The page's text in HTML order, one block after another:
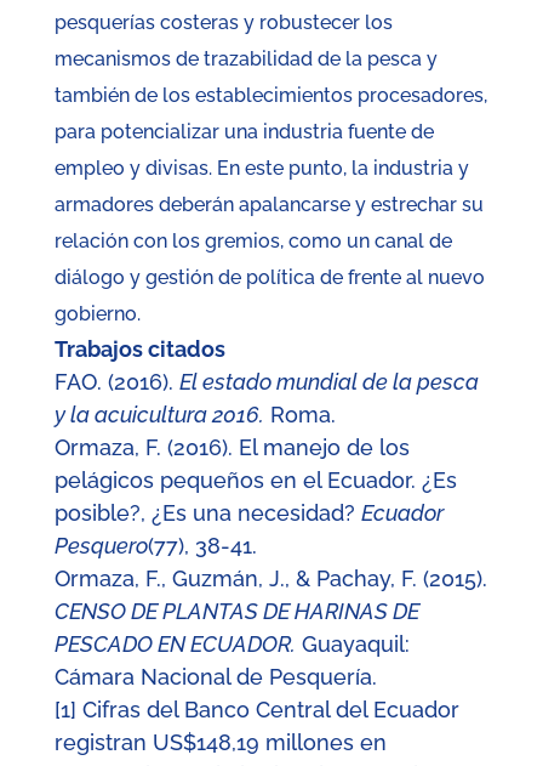
pesquerías costeras y robustecer los
mecanismos de trazabilidad de la pesca y
también de los establecimientos procesadores,
para potencializar una industria fuente de
empleo y divisas. En este punto, la industria y
armadores deberán apalancarse y estrechar su
relación con los gremios, como un canal de
diálogo y gestión de política de frente al nuevo
gobierno.
Trabajos citados
FAO. (2016). El estado mundial de la pesca
y la acuicultura 2016. Roma.
Ormaza, F. (2016). El manejo de los
pelágicos pequeños en el Ecuador. ¿Es
posible?, ¿Es una necesidad? Ecuador
Pesquero(77), 38-41.
Ormaza, F., Guzmán, J., & Pachay, F. (2015).
CENSO DE PLANTAS DE HARINAS DE
PESCADO EN ECUADOR. Guayaquil:
Cámara Nacional de Pesquería.
[1] Cifras del Banco Central del Ecuador
registran US$148,19 millones en